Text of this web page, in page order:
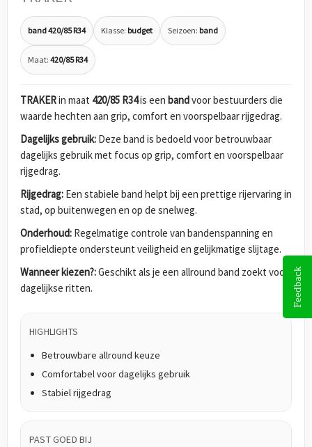
band 420/85 R34 Klasse: budget Seizoen: band
Maat: 420/85 R34
TRAKERin maat 420/85 R34is een bandvoor bestuurders die
waarde hechten aan grip, comfort en voorspelbaar rijgedrag.
Dagelijks gebruik: Deze band is bedoeld voor betrouwbaar
dagelijks gebruik met focus op grip, comfort en voorspelbaar
rijgedrag.
Rijgedrag: Een stabiele band helpt bij een prettige rijervaring in
stad, op buitenwegen en op de snelweg.
Onderhoud: Regelmatige controle van bandenspanning en
profieldiepte ondersteunt veiligheid en gelijkmatige slijtage.
Wanneer kiezen?:Geschikt als je een allround band zoekt voor
dagelijkse ritten.
HIGHLIGHTS
Betrouwbare allround keuze
Comfortabel voor dagelijks gebruik
Stabiel rijgedrag
PAST GOED BIJ
Feedback